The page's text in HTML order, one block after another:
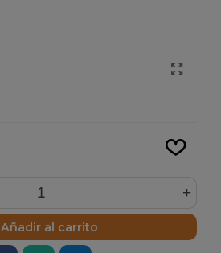
+
Añadir al carrito